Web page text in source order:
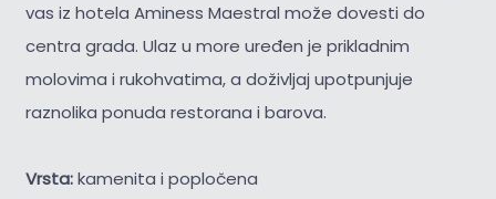
vas iz hotela Aminess Maestral može dovesti do
centra grada. Ulaz u more uređen je prikladnim
molovima i rukohvatima, a doživljaj upotpunjuje
raznolika ponuda restorana i barova.
Vrsta:kamenita i popločena